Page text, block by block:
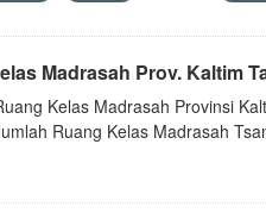
Madrasah Prov. Kaltim
Kelas Madrasah Provinsi
Ruang Kelas Madrasah